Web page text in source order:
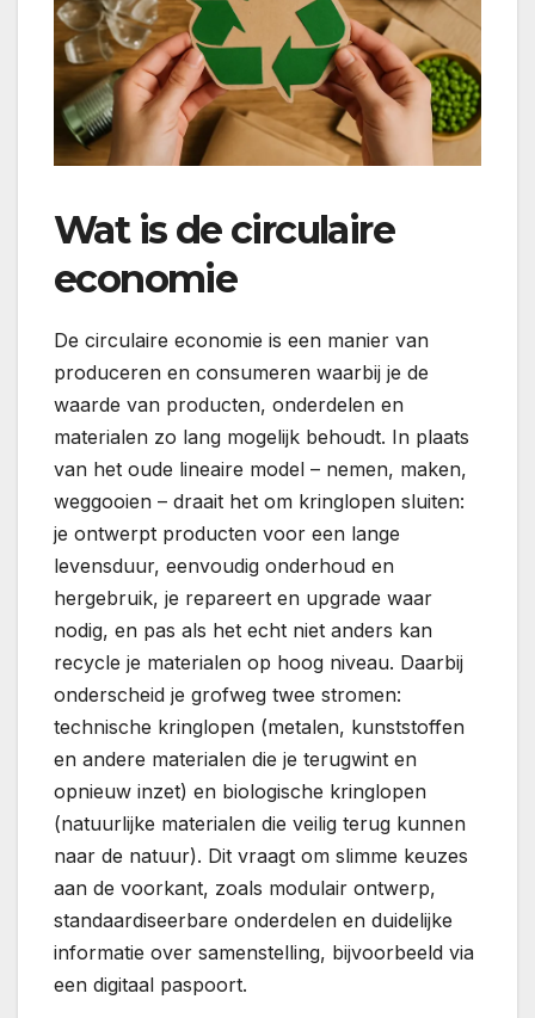
Wat is de circulaire
economie
De circulaire economie is een manier van
produceren en consumeren waarbij je de
waarde van producten, onderdelen en
materialen zo lang mogelijk behoudt. In plaats
van het oude lineaire model – nemen, maken,
weggooien – draait het om kringlopen sluiten:
je ontwerpt producten voor een lange
levensduur, eenvoudig onderhoud en
hergebruik, je repareert en upgrade waar
nodig, en pas als het echt niet anders kan
recycle je materialen op hoog niveau. Daarbij
onderscheid je grofweg twee stromen:
technische kringlopen (metalen, kunststoffen
en andere materialen die je terugwint en
opnieuw inzet) en biologische kringlopen
(natuurlijke materialen die veilig terug kunnen
naar de natuur). Dit vraagt om slimme keuzes
aan de voorkant, zoals modulair ontwerp,
standaardiseerbare onderdelen en duidelijke
informatie over samenstelling, bijvoorbeeld via
een digitaal paspoort.